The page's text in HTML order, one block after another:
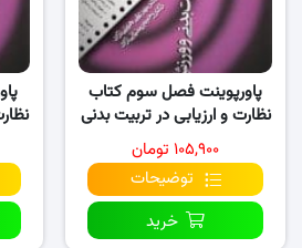
پاورپوینت فصل سوم کتاب
نظارت و ارزیابی در تربیت بدنی
و ورزش
۱۰۵,۹۰۰ تومان
توضیحات
خرید